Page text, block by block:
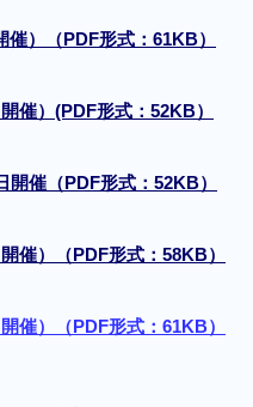
）（PDF形式：61KB）
催）(PDF形式：52KB）
開催（PDF形式：52KB）
催）（PDF形式：58KB）
催）（PDF形式：61KB）